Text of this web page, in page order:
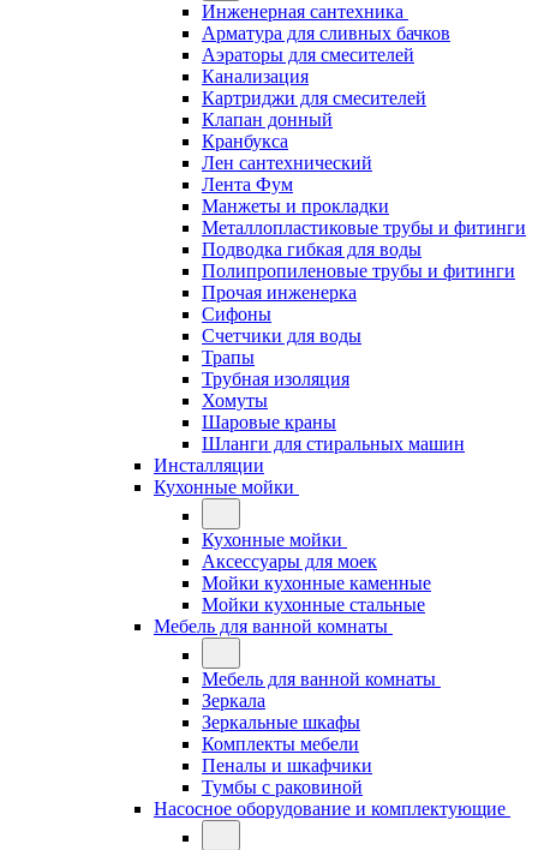
Инженерная сантехника
Арматура для сливных бачков
Аэраторы для смесителей
Канализация
Картриджи для смесителей
Клапан донный
Кранбукса
Лен сантехнический
Лента Фум
Манжеты и прокладки
Металлопластиковые трубы и фитинги
Подводка гибкая для воды
Полипропиленовые трубы и фитинги
Прочая инженерка
Сифоны
Счетчики для воды
Трапы
Трубная изоляция
Хомуты
Шаровые краны
Шланги для стиральных машин
Инсталляции
Кухонные мойки
Кухонные мойки
Аксессуары для моек
Мойки кухонные каменные
Мойки кухонные стальные
Мебель для ванной комнаты
Мебель для ванной комнаты
Зеркала
Зеркальные шкафы
Комплекты мебели
Пеналы и шкафчики
Тумбы с раковиной
Насосное оборудование и комплектующие